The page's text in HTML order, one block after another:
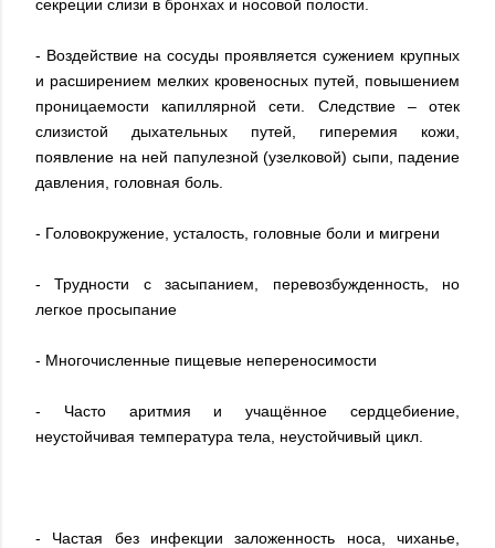
секреции слизи в бронхах и носовой полости.
- Воздействие на сосуды проявляется сужением крупных
и расширением мелких кровеносных путей, повышением
проницаемости капиллярной сети. Следствие – отек
слизистой дыхательных путей, гиперемия кожи,
появление на ней папулезной (узелковой) сыпи, падение
давления, головная боль.
- Головокружение, усталость, головные боли и мигрени
- Трудности с засыпанием, перевозбужденность, но
легкое просыпание
- Многочисленные пищевые непереносимости
- Часто аритмия и учащённое сердцебиение,
неустойчивая температура тела, неустойчивый цикл.
- Частая без инфекции заложенность носа, чиханье,